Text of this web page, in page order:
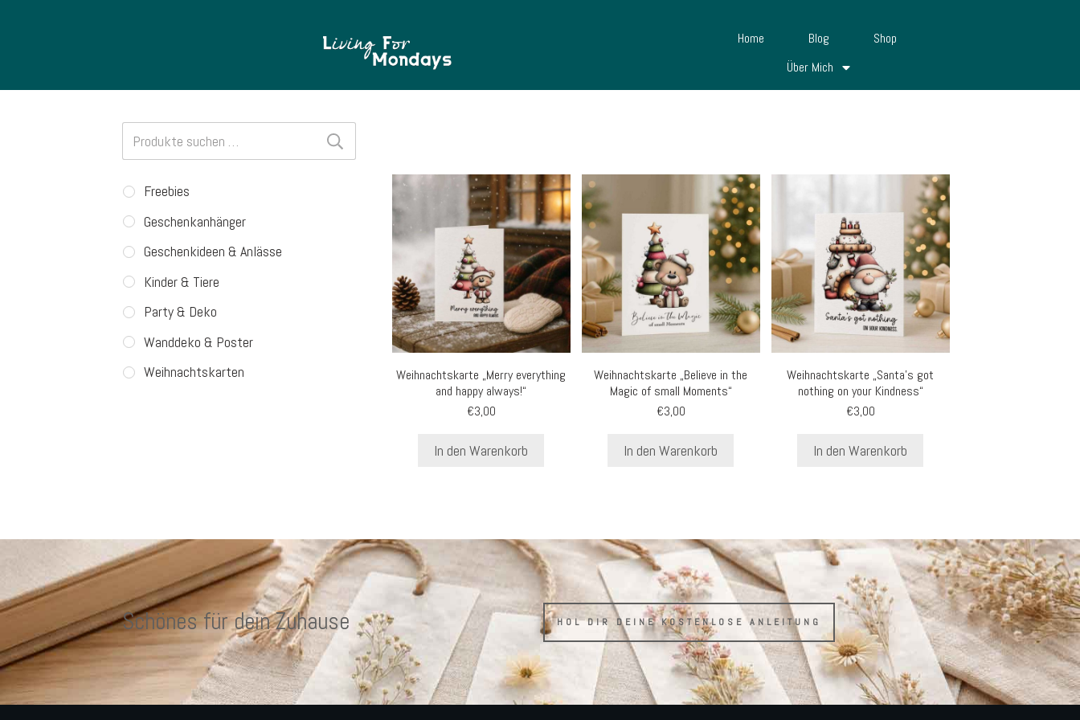
Home Blog
Shop
Über Mich
Weihnachtskarte „Merry everything
and happy always!“
€3,00
In den Warenkorb
Weihnachtskarte „Believe in the
Magic of small Moments“
€3,00
In den Warenkorb
Weihnachtskarte „Santa’s got
nothing on your Kindness“
€3,00
In den Warenkorb
Suchen
nach:
Freebies
Geschenkanhänger
Geschenkideen & Anlässe
Kinder & Tiere
Party & Deko
Wanddeko & Poster
Weihnachtskarten
Schönes für dein Zuhause HOL DIR DEINE KOSTENLOSE ANLEITUNG